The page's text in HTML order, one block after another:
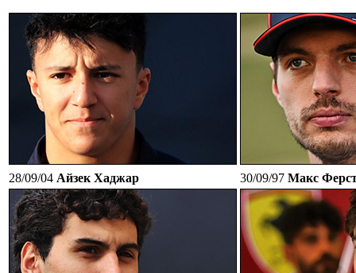
28/09/04 Айзек Хаджар 30/09/97 Макс